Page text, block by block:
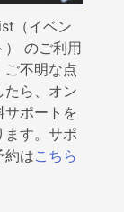
（イベン
） のご利用
ご不明な点
たら、オン
サポートを
ます。サポ
約はこちら